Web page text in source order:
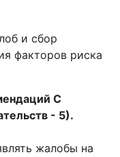
и сбор
факторов риска
С
- 5).
жалобы на